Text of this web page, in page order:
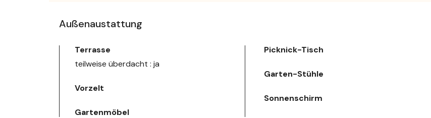
Außenaustattung
Terrasse
teilweise überdacht : ja
Vorzelt
Gartenmöbel
Picknick-Tisch
Garten-Stühle
Sonnenschirm